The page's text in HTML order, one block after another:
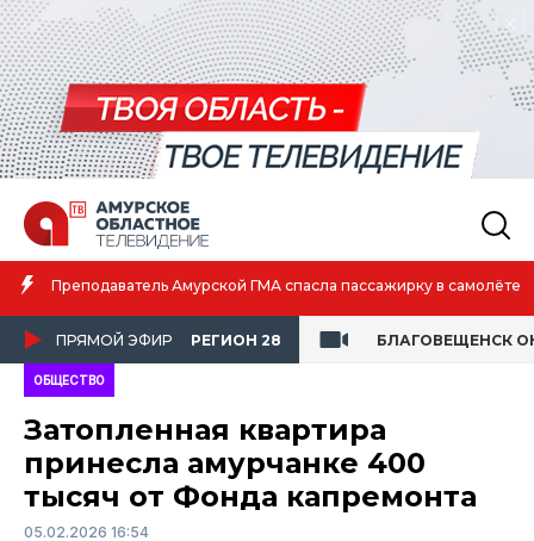
Амурская спортсменка выиграла первенство России по лёгкой
атлетике
ПРЯМОЙ ЭФИР РЕГИОН 28 БЛАГОВЕЩЕНСК
ОБЩЕСТВО
Затопленная квартира
принесла амурчанке 400
тысяч от Фонда капремонта
05.02.2026 16:54